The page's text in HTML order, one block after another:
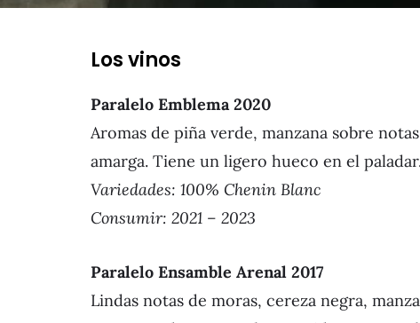
Los vinos
Paralelo Emblema 2020
Aromas de piña verde, manzana sobre
amarga. Tiene un ligero hueco en el
Variedades: 100% Chenin Blanc
Consumir: 2021 – 2023
Paralelo Ensamble Arenal 2017
Lindas notas de moras, cereza negra,